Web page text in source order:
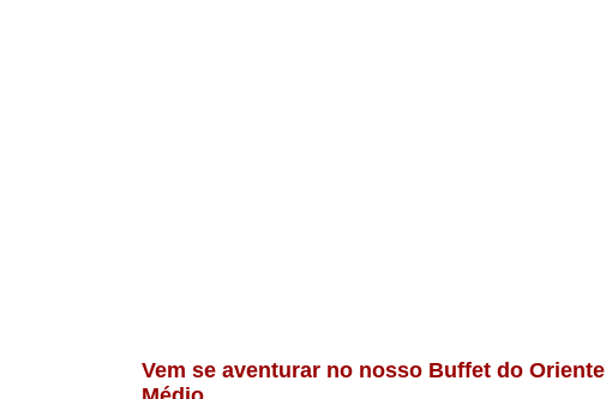
Vem se aventurar no nosso Buffet do Oriente